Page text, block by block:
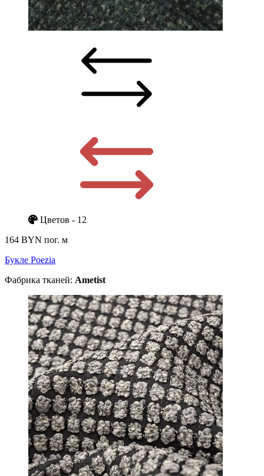
Цветов - 12
164 BYN пог. м
Букле Poezia
Фабрика тканей: Ametist